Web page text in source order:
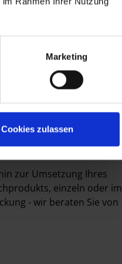
Marketing
Cookies zulassen
Personalisierung um
zur Umsetzung Ihres
einzeln oder im
- wir beraten Sie von